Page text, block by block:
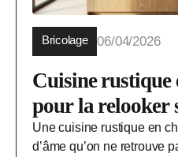
Bricolage 06/04/2026
Cuisine rustique
pour la relooker
Une cuisine rustique en
d’âme qu’on ne retrouve